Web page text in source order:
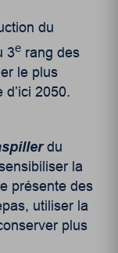
du
3e rang des
le plus
2050.
du
la
présente des
utiliser la
plus